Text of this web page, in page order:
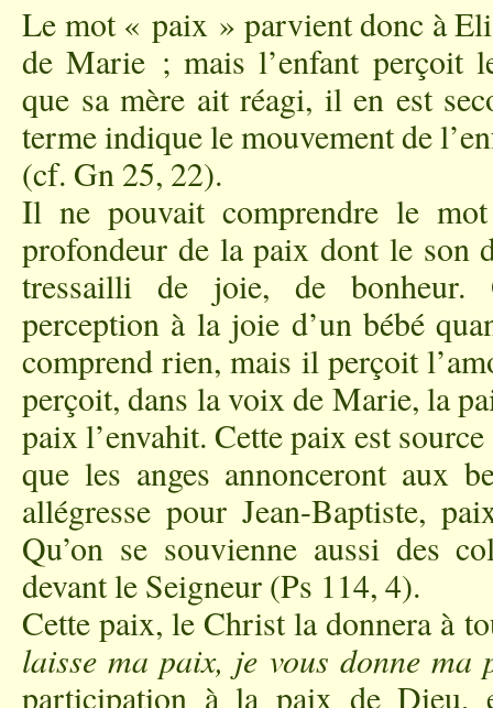
Le mot « paix » parvient donc à
de Marie ; mais l’enfant perçoit
que sa mère ait réagi, il en est
terme indique le mouvement de
(cf. Gn 25, 22).
Il ne pouvait comprendre le
profondeur de la paix dont le son
tressailli de joie, de bonheur.
perception à la joie d’un bébé
comprend rien, mais il perçoit
perçoit, dans la voix de Marie, la
paix l’envahit. Cette paix est
que les anges annonceront aux
allégresse pour Jean-Baptiste,
Qu’on se souvienne aussi des
devant le Seigneur (Ps 114, 4).
Cette paix, le Christ la donnera à
laisse ma paix, je vous donne ma
participation à la paix de Dieu,